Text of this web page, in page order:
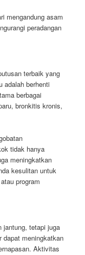
mengandung asam
peradangan
terbaik yang
adalah berhenti
berbagai
bronkitis kronis,
tidak hanya
meningkatkan
kesulitan untuk
program
jantung, tetapi juga
dapat meningkatkan
Aktivitas